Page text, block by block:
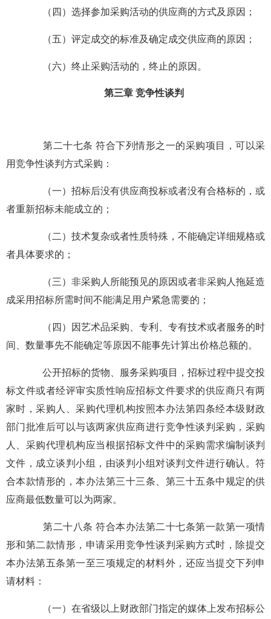
（四）选择参加采购活动的供应商的方式及原因；
（五）评定成交的标准及确定成交供应商的原因；
（六）终止采购活动的，终止的原因。
第三章 竞争性谈判
第二十七条 符合下列情形之一的采购项目，可以采
用竞争性谈判方式采购：
（一）招标后没有供应商投标或者没有合格标的，或
者重新招标未能成立的；
（二）技术复杂或者性质特殊，不能确定详细规格或
者具体要求的；
（三）非采购人所能预见的原因或者非采购人拖延造
成采用招标所需时间不能满足用户紧急需要的；
（四）因艺术品采购、专利、专有技术或者服务的时
间、数量事先不能确定等原因不能事先计算出价格总额的。
公开招标的货物、服务采购项目，招标过程中提交投
标文件或者经评审实质性响应招标文件要求的供应商只有两
家时，采购人、采购代理机构按照本办法第四条经本级财政
部门批准后可以与该两家供应商进行竞争性谈判采购，采购
人、采购代理机构应当根据招标文件中的采购需求编制谈判
文件，成立谈判小组，由谈判小组对谈判文件进行确认。符
合本款情形的，本办法第三十三条、第三十五条中规定的供
应商最低数量可以为两家。
第二十八条 符合本办法第二十七条第一款第一项情
形和第二款情形，申请采用竞争性谈判采购方式时，除提交
本办法第五条第一至三项规定的材料外，还应当提交下列申
请材料：
（一）在省级以上财政部门指定的媒体上发布招标公